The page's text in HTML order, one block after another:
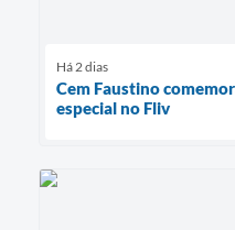
Há 2 dias
Cem Faustino
especial no Fliv